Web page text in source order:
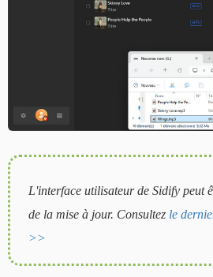
L'interface utilisateur de Sidify peut
de la mise à jour. Consultez le
>>